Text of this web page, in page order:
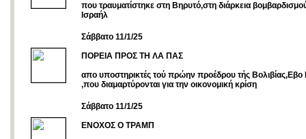
που τραυματίστηκε στη Βηρυτό,στη διάρκεια
Ισραήλ
Σάββατο 11/1/25
ΠΟΡΕΙΑ ΠΡΟΣ ΤΗ ΛΑ ΠΑΣ
απο υποστηρικτές τού πρώην προέδρου τής
,που διαμαρτύρονται για την οικονομική κρίση
Σάββατο 11/1/25
ΕΝΟΧΟΣ Ο ΤΡΑΜΠ